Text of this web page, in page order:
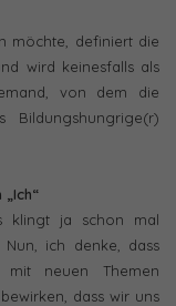
möchte, definiert die
wird keinesfalls als
von dem die
klingt ja schon mal
ich denke, dass
mit neuen Themen
dass wir uns